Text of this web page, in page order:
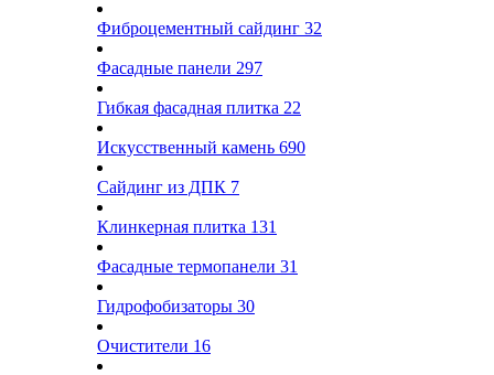
Фиброцементный сайдинг 32
Фасадные панели 297
Гибкая фасадная плитка 22
Искусственный камень 690
Сайдинг из ДПК 7
Клинкерная плитка 131
Фасадные термопанели 31
Гидрофобизаторы 30
Очистители 16